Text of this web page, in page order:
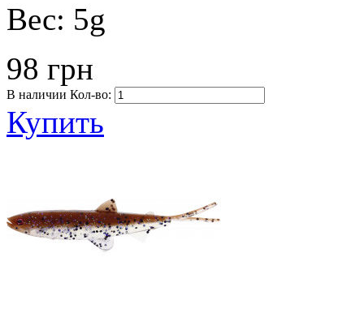
Вес: 5g
98 грн
В наличии Кол-во:
Купить